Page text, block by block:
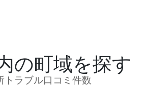
の町域を探す
トラブル口コミ件数